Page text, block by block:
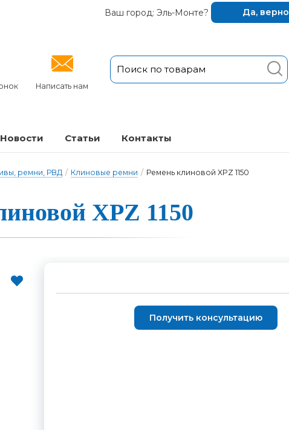
Ваш город: Эль-Монте? Да, верно
Написать нам
Новости Статьи Кон­так­ты
ремни, РВД / Клиновые ремни / Ремень клиновой XPZ 1150
XPZ 1150
Получить консультацию